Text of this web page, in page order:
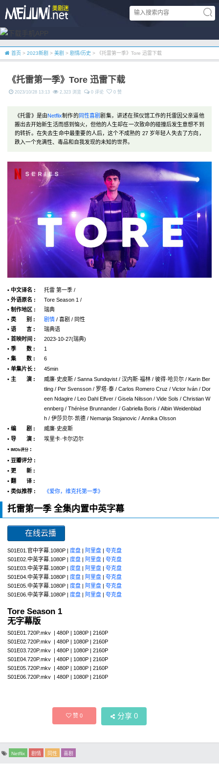
首页 > 2023新剧 > 美剧 > 剧情/历史 > 《托雷第一季》Tore 迅雷下载
《托雷第一季》Tore 迅雷下载
2023/10/28 13:13 2,323 浏览 0 评论 0 赞
《托雷》是由Netflix制作的同性喜剧剧集，讲述在殡仪馆工作的托雷因父亲逼他
搬出去开始新生活而感到恼火，但他的人生却在一次致命的碰撞后发生意想不到
的转折。在失去生命中最重要的人后，这个不成熟的 27 岁年轻人失去了方向，
跌入一个充满性、毒品和自我发现的未知的世界。
• 中文译名 :
托雷 第一季 /
• 外语原名 :
Tore Season 1 /
• 制作地区 :
瑞典
• 类 别 :
剧情 / 喜剧 / 同性
• 语 言 :
瑞典语
• 首映时间 :
2023-10-27(瑞典)
• 季 数 :
1
• 集 数 :
6
• 单集片长 :
45min
• 主 演 :
威廉·史皮斯 / Sanna Sundqvist / 汉内斯·福林 / 彼得·哈贝尔 / Karin Ber
tling / Per Svensson / 罗塔·泰 / Carlos Romero Cruz / Victor Iván / Dor
een Ndagire / Leo Dahl Elfver / Gisela Nilsson / Vide Sols / Christian W
ennberg / Thérèse Brunnander / Gabriella Boris / Albin Weidenblad
h / 伊莎贝尔·凯德 / Nemanja Stojanovic / Annika Olsson
• 编 剧 :
威廉·史皮斯
• 导 演 :
埃里卡·卡尔迈尔
•
IMDb评分 :
• 豆瓣评分 :
• 更 新 :
• 翻 译 :
• 类似推荐 :
《爱你，维克托第一季》
托雷第一季 全集内置中英字幕
在线云播
S01E01.官中字幕.1080P | 度盘 | 阿里盘 | 夸克盘
S01E02.中英字幕.1080P | 度盘 | 阿里盘 | 夸克盘
S01E03.中英字幕.1080P | 度盘 | 阿里盘 | 夸克盘
S01E04.中英字幕.1080P | 度盘 | 阿里盘 | 夸克盘
S01E05.中英字幕.1080P | 度盘 | 阿里盘 | 夸克盘
S01E06.中英字幕.1080P | 度盘 | 阿里盘 | 夸克盘
Tore Season 1
无字幕版
S01E01.720P.mkv | 480P | 1080P | 2160P
S01E02.720P.mkv | 480P | 1080P | 2160P
S01E03.720P.mkv | 480P | 1080P | 2160P
S01E04.720P.mkv | 480P | 1080P | 2160P
S01E05.720P.mkv | 480P | 1080P | 2160P
S01E06.720P.mkv | 480P | 1080P | 2160P
赞0 分享 0
Netflix 剧情 同性 喜剧